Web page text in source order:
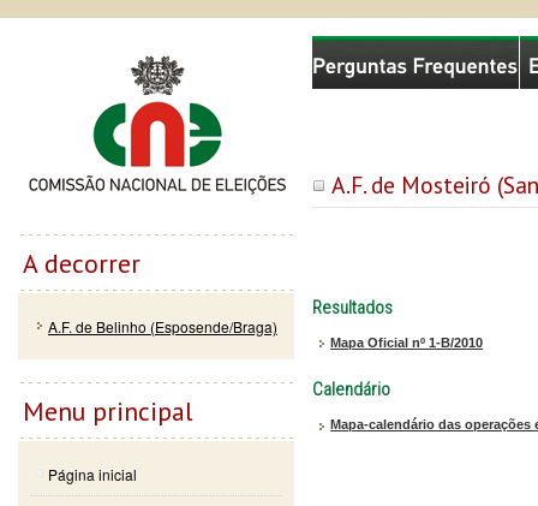
A.F. de Mosteiró
Resultados
Mapa Oficial nº 1-B/2010
Calendário
Mapa-calendário das operações
Comissão Nacional de Eleições
A decorrer
A.F. de Belinho (Esposende/Braga)
Menu principal
Página inicial